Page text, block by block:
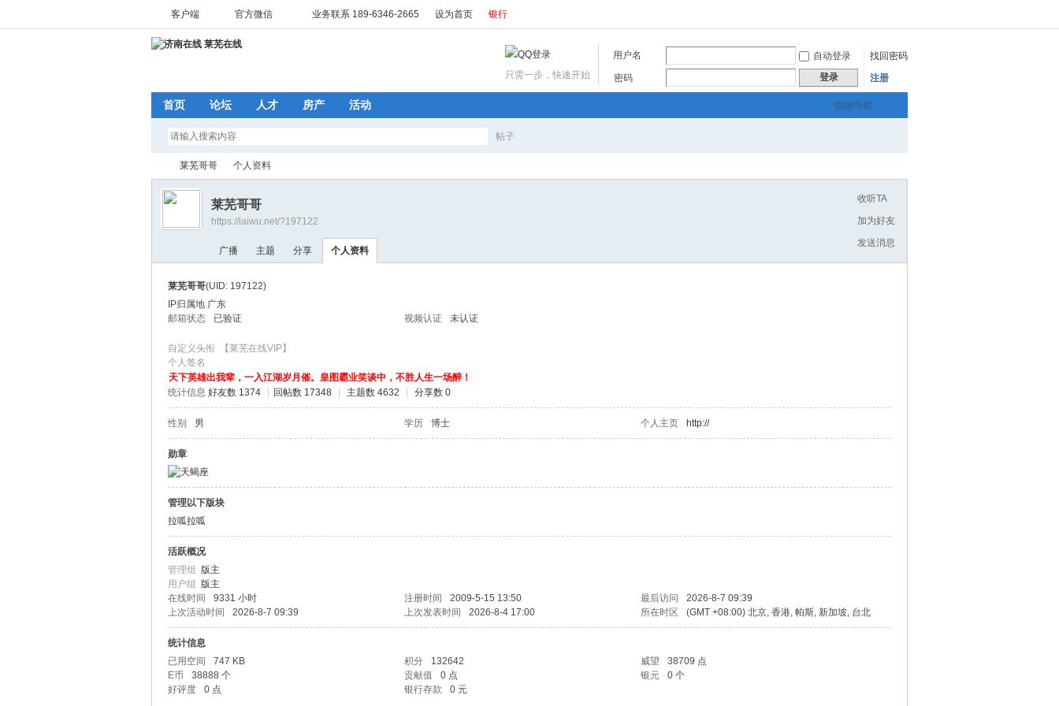
客户端 官方微信 业务联系 189-6346-2665 设为首页 银行
用户名 自动登录
找回密码
密码
登录 注册
只需一步，快速开始
快捷导航
首页 论坛 人才 房产 活动
帖子
›
莱芜哥哥 个人资料
收听TA
加为好友
发送消息
莱芜哥哥
https://laiwu.net/?197122
广播 主题 分享 个人资料
莱芜哥哥(UID: 197122)
IP归属地 广东
邮箱状态
已验证 视频认证 未认证
自定义头衔
【莱芜在线VIP】
个人签名
天下英雄出我辈，一入江湖岁月催。皇图霸业笑谈中，不胜人生一场醉！
统计信息 好友数 1374 回帖数 17348 主题数 4632 分享数 0
性别 男 学历 博士 个人主页 http://
勋章
管理以下版块
拉呱拉呱
活跃概况
管理组 版主
用户组 版主
在线时间
9331 小时 注册时间 2009-5-15 13:50 最后访问
2026-8-7 09:39
上次活动时间
2026-8-7 09:39 上次发表时间 2026-8-4 17:00 所在时区 (GMT +08:00) 北京, 香港, 帕斯, 新加坡, 台北
统计信息
已用空间
747 KB 积分 132642 威望
38709 点
E币
38888 个 贡献值 0 点 银元
0 个
好评度
0 点 银行存款 0 元